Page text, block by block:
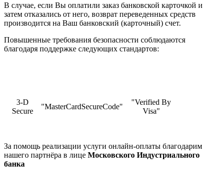
В случае, если Вы оплатили заказ банковской карточкой и
затем отказались от него, возврат переведенных средств
производится на Ваш банковский (карточный) счет.
Повышенные требования безопасности соблюдаются
благодаря поддержке следующих стандартов:
3-D
Secure
"MasterCardSecureCode"
"Verified By
Visa"
За помощь реализации услуги онлайн-оплаты благодарим
нашего партнёра в лице Московского Индустриального
банка